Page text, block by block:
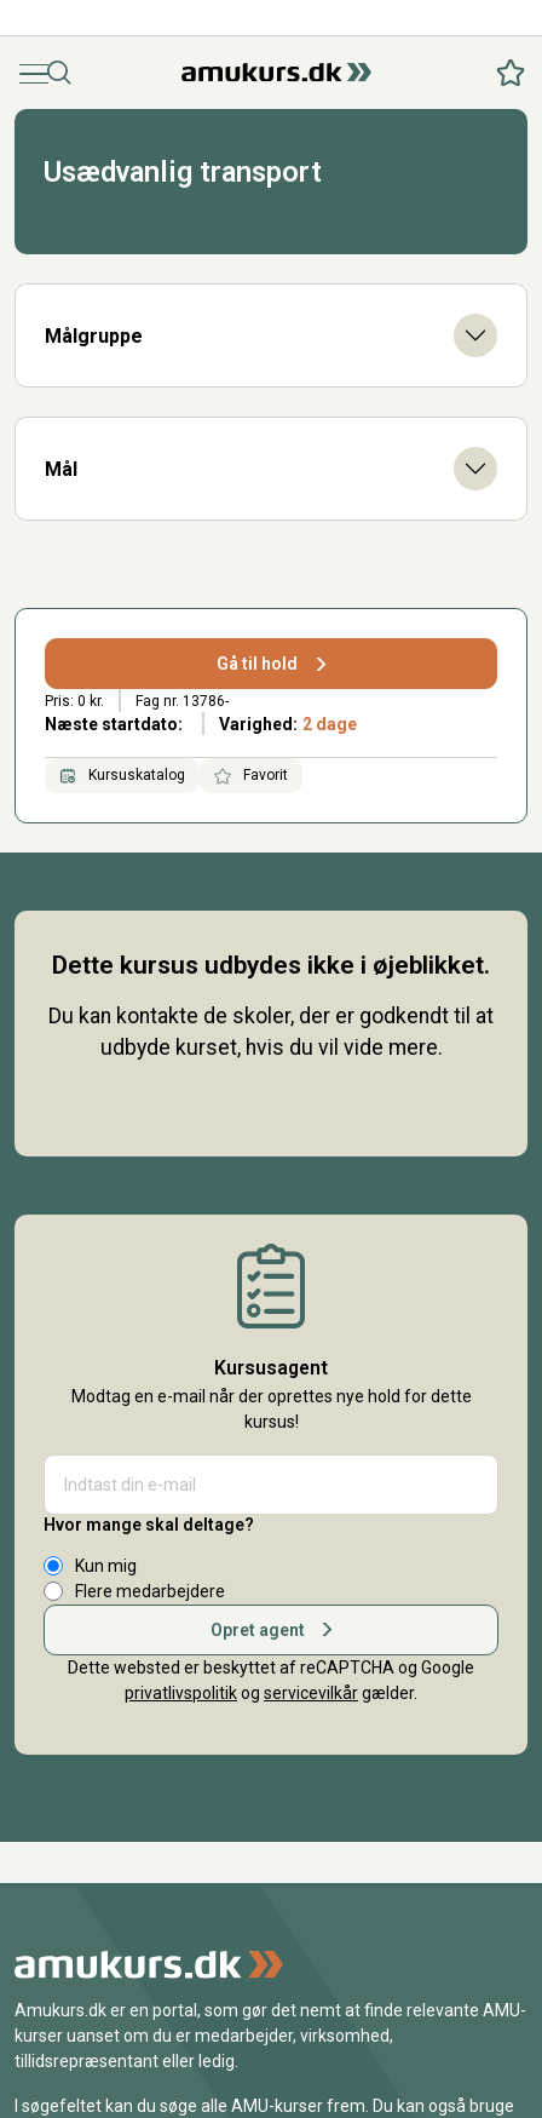
MenuSøg
Usædvanlig transport
Målgruppe
Mål
Gå til hold
Pris: 0 kr. Fag nr. 13786-
Næste startdato: Varighed: 2 dage
Kursuskatalog Favorit
Dette kursus udbydes ikke i øjeblikket.
Du kan kontakte de skoler, der er godkendt til at
udbyde kurset, hvis du vil vide mere.
Kursusagent
Modtag en e-mail når der oprettes nye hold for dette
kursus!
Hvor mange skal deltage?
Kun mig
Flere medarbejdere
Opret agent
Dette websted er beskyttet af reCAPTCHA og Google
privatlivspolitikog servicevilkårgælder.
Amukurs.dk er en portal, som gør det nemt at finde relevante AMU-
kurser uanset om du er medarbejder, virksomhed,
tillidsrepræsentant eller ledig.
I søgefeltet kan du søge alle AMU-kurser frem. Du kan også bruge